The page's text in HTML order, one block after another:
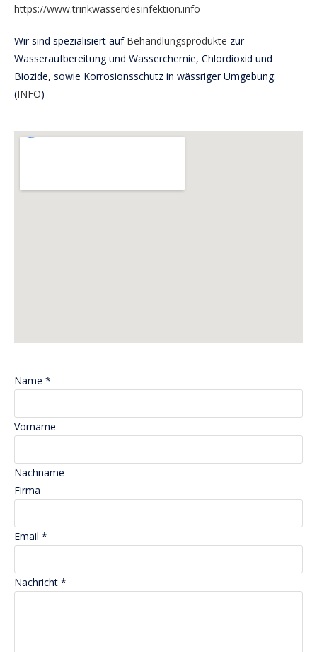
https://www.trinkwasserdesinfektion.info
Wir sind spezialisiert auf Behandlungsprodukte zur
Wasseraufbereitung und Wasserchemie, Chlordioxid und
Biozide, sowie Korrosionsschutz in wässriger Umgebung.
(INFO)
Name *
Vorname
Nachname
E
a
i
N
a
Firma
Email *
Nachricht *